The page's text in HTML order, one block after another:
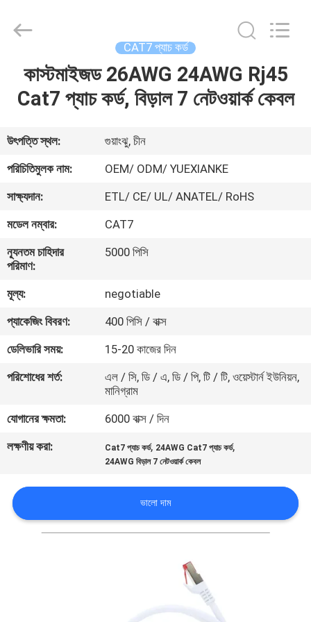
বাড়ি
ভিডিও
আমাদের
সম্পর্কে
ভ্রমণ
মান
নিয়ন্ত্রণ
যোগাযোগ
করুন
খবর
Industry
Reserved.
CAT7 প্যাচ কর্ড
কাস্টমাইজড 26AWG 24AWG Rj45
Cat7 প্যাচ কর্ড, বিড়াল 7 নেটওয়ার্ক কেবল
উৎপত্তি স্থল:
গুয়াংঝু, চীন
পরিচিতিমুলক নাম:
OEM/ ODM/ YUEXIANKE
সাক্ষ্যদান:
ETL/ CE/ UL/ ANATEL/ RoHS
মডেল নম্বার:
CAT7
ন্যূনতম চাহিদার
পরিমাণ:
5000 পিসি
মূল্য:
negotiable
প্যাকেজিং বিবরণ:
400 পিসি / বাক্স
ডেলিভারি সময়:
15-20 কাজের দিন
পরিশোধের শর্ত:
এল / সি, ডি / এ, ডি / পি, টি / টি, ওয়েস্টার্ন ইউনিয়ন,
মানিগ্রাম
যোগানের ক্ষমতা:
6000 বাক্স / দিন
লক্ষণীয় করা:
Cat7 প্যাচ কর্ড, 24AWG Cat7 প্যাচ কর্ড,
24AWG বিড়াল 7 নেটওয়ার্ক কেবল
ভালো দাম